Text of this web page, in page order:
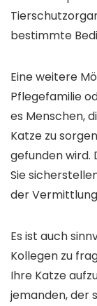
bestimmte
Eine weitere
Pflegefamilie
es Menschen,
Katze zu
gefunden wird.
Sie
der
Es ist auch
Kollegen zu
Ihre Katze
jemanden, der